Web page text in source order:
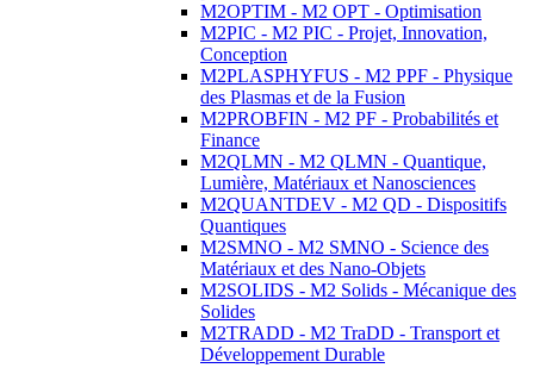
M2OPTIM - M2 OPT - Optimisation
M2PIC - M2 PIC - Projet, Innovation,
Conception
M2PLASPHYFUS - M2 PPF - Physique
des Plasmas et de la Fusion
M2PROBFIN - M2 PF - Probabilités et
Finance
M2QLMN - M2 QLMN - Quantique,
Lumière, Matériaux et Nanosciences
M2QUANTDEV - M2 QD - Dispositifs
Quantiques
M2SMNO - M2 SMNO - Science des
Matériaux et des Nano-Objets
M2SOLIDS - M2 Solids - Mécanique des
Solides
M2TRADD - M2 TraDD - Transport et
Développement Durable